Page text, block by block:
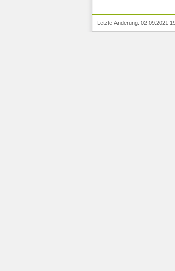
Letzte Änderung: 02.09.2021